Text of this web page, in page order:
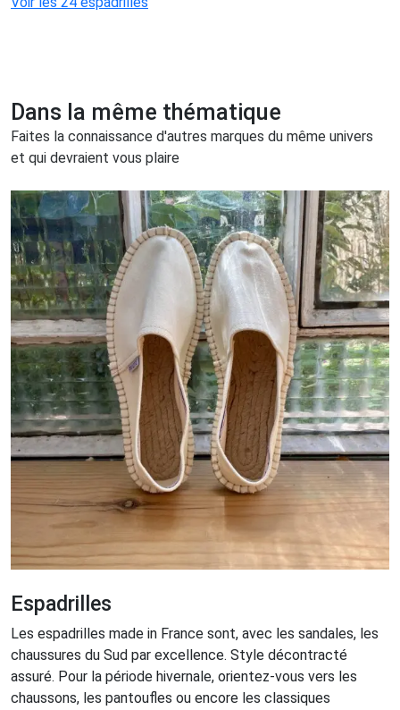
Dans la même thématique
Faites la connaissance d'autres marques du même univers
et qui devraient vous plaire
Espadrilles
Les espadrilles made in France sont, avec les sandales, les
chaussures du Sud par excellence. Style décontracté
assuré. Pour la période hivernale, orientez-vous vers les
chaussons, les pantoufles ou encore les classiques